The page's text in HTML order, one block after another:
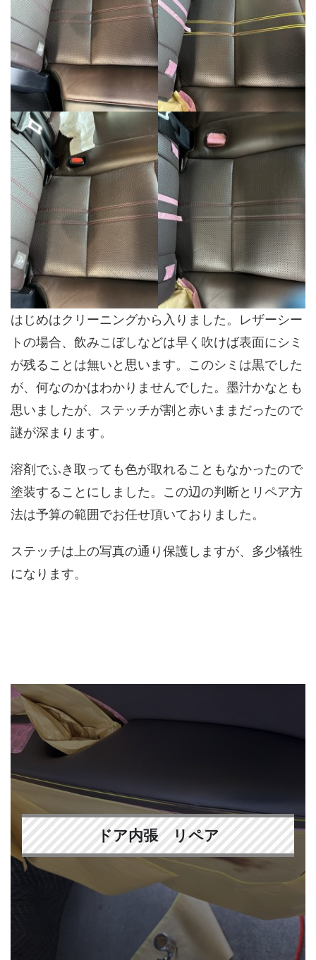
はじめはクリーニングから入りました。レザーシー
トの場合、飲みこぼしなどは早く吹けば表面にシミ
が残ることは無いと思います。このシミは黒でした
が、何なのかはわかりませんでした。墨汁かなとも
思いましたが、ステッチが割と赤いままだったので
謎が深まります。
溶剤でふき取っても色が取れることもなかったので
塗装することにしました。この辺の判断とリペア方
法は予算の範囲でお任せ頂いておりました。
ステッチは上の写真の通り保護しますが、多少犠牲
になります。
ドア内張 リペア